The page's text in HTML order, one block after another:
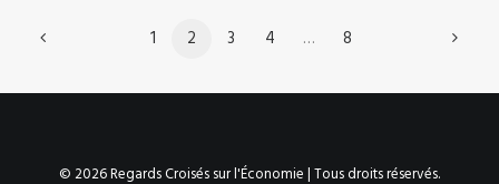
1 2 3 4 … 8
© 2026 Regards Croisés sur l'Économie | Tous droits réservés.